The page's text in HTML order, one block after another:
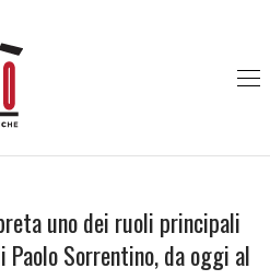
uno dei ruoli principali
Sorrentino, da oggi al